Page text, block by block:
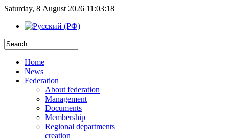
Saturday, 8 August 2026 11:03:18
Home
News
Federation
About federation
Management
Documents
Membership
Regional departments
creation